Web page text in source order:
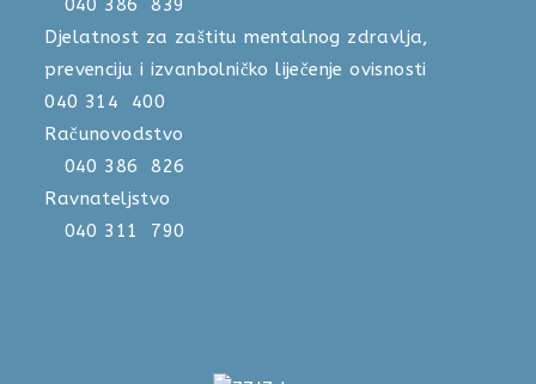
040 386 839
Djelatnost za zaštitu mentalnog zdravlja,
prevenciju i izvanbolničko liječenje ovisnosti
040 314 400
Računovodstvo
040 386 826
Ravnateljstvo
040 311 790